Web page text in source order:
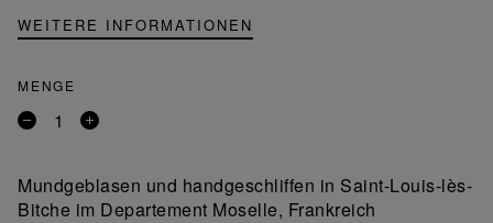
WEITERE INFORMATIONEN
MENGE
Entfernen
Produkt
Ein
Mundgeblasen und handgeschliffen in Saint-Louis-lès-
Bitche im Departement Moselle, Frankreich